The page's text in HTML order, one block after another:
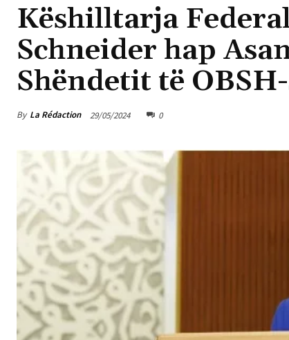
Këshilltarja
Schneider hap
Shëndetit të
By La Rédaction 29/05/2024 0